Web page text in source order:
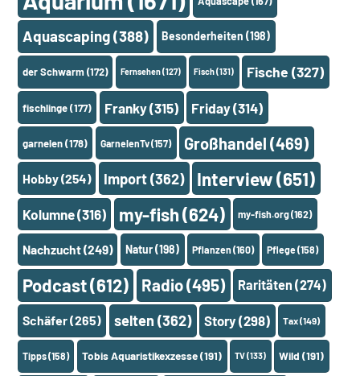
Aquascaping(388) Besonderheiten (198)
der Schwarm(172) Fernsehen(127) Fisch(131) Fische (327)
fischlinge(177) Franky(315) Friday(314)
garnelen(178) GarnelenTv(157) Großhandel (469)
Hobby(254) Import(362) Interview(651)
Kolumne(316) my-fish(624) my-fish.org(162)
Nachzucht(249) Natur(198) Pflanzen(160) Pflege(158)
Podcast(612) Radio(495) Raritäten (274)
Schäfer(265) selten (362) Story (298) Tax(149)
Tipps(158) Tobis Aquaristikexzesse(191) TV(133) Wild (191)